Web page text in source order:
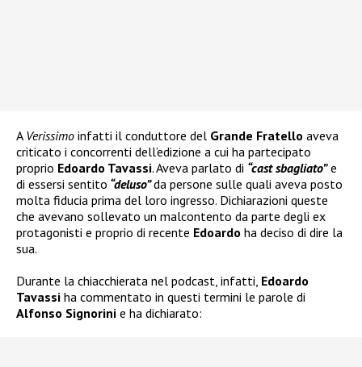
A Verissimo infatti il conduttore del Grande Fratello aveva
criticato i concorrenti dell’edizione a cui ha partecipato
proprio Edoardo Tavassi. Aveva parlato di “cast sbagliato”e
di essersi sentito “deluso”da persone sulle quali aveva posto
molta fiducia prima del loro ingresso. Dichiarazioni queste
che avevano sollevato un malcontento da parte degli ex
protagonisti e proprio di recente Edoardo ha deciso di dire la
sua.
Durante la chiacchierata nel podcast, infatti, Edoardo
Tavassi ha commentato in questi termini le parole di
Alfonso Signorini e ha dichiarato: